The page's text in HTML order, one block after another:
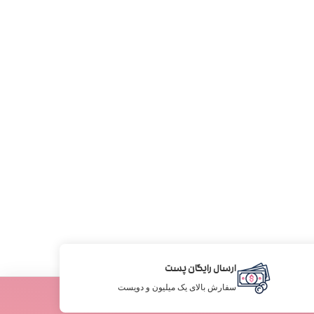
ارسال رایگان پست
سفارش بالای یک میلیون و دویست